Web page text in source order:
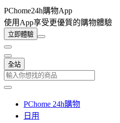
PChome24h購物App
使用App享受更優質的購物體驗
立即體驗
全站
PChome 24h購物
日用